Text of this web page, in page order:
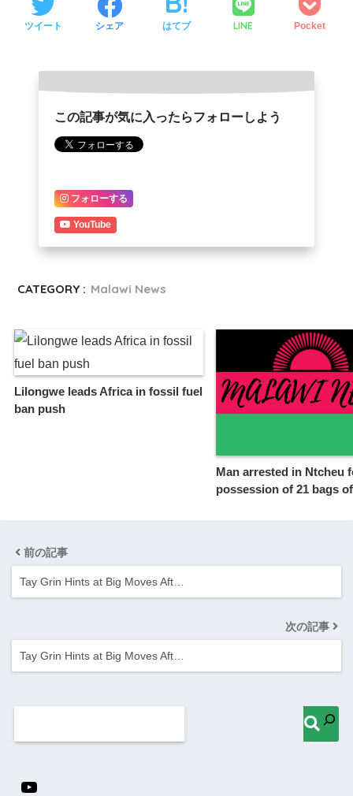
ツイート シェア はてブ LINE Pocket
この記事が気に入ったらフォローしよう
フォローする
YouTube
CATEGORY : Malawi News
Lilongwe leads Africa in fossil fuel
ban push
Man arrested in Ntcheu
possession of 21 bags
前の記事
Tay Grin Hints at Big Moves Aft…
次の記事
Tay Grin Hints at Big Moves Aft…